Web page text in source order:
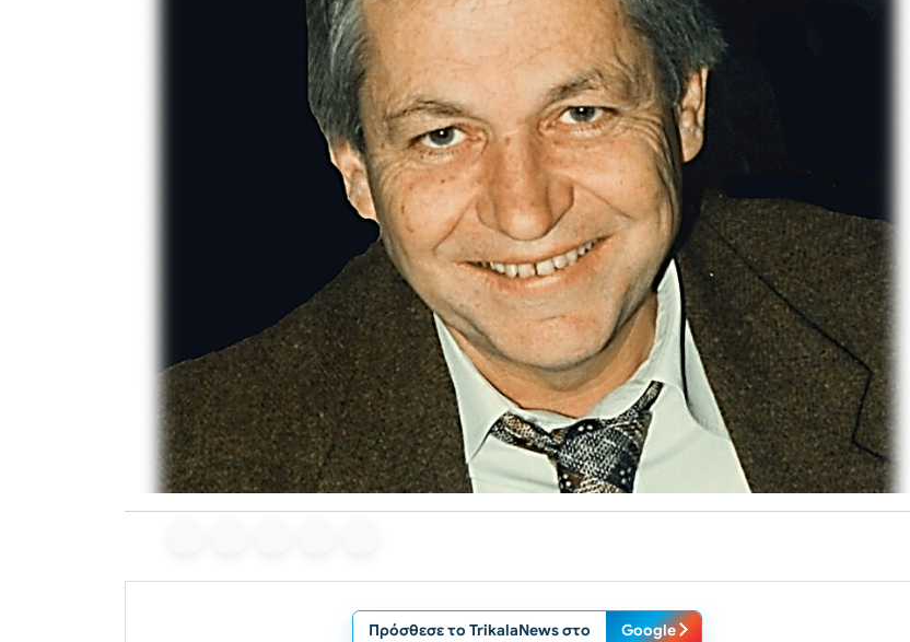
Πρόσθεσε το TrikalaNews στο Google